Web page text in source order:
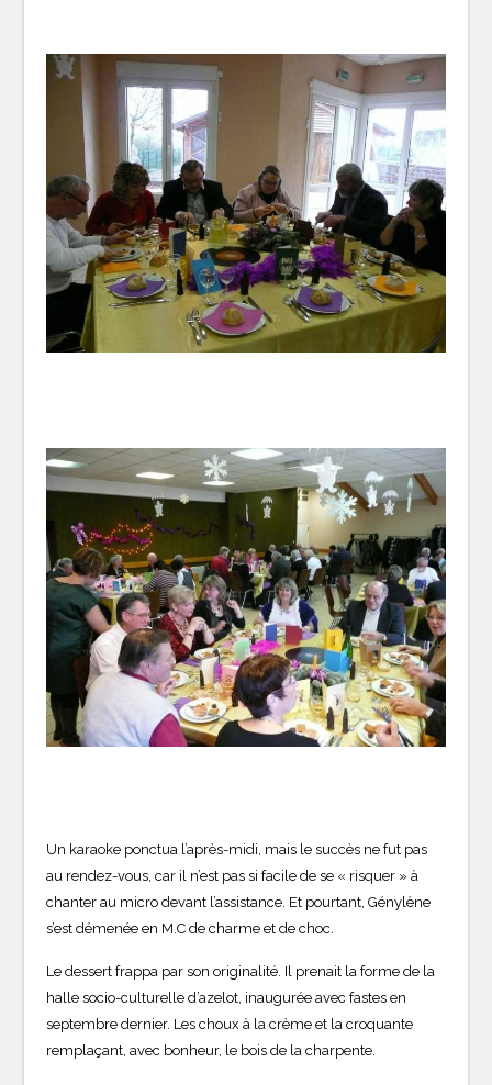
Un karaoke ponctua l’après-midi, mais le succès ne fut pas
au rendez-vous, car il n’est pas si facile de se « risquer » à
chanter au micro devant l’assistance. Et pourtant, Génylène
s’est démenée en M.C de charme et de choc.
Le dessert frappa par son originalité. Il prenait la forme de la
halle socio-culturelle d’azelot, inaugurée avec fastes en
septembre dernier. Les choux à la crème et la croquante
remplaçant, avec bonheur, le bois de la charpente.